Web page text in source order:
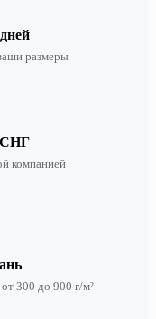
размеры
СНГ
компанией
300 до 900 г/м²